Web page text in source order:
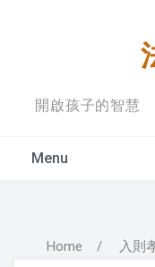
開啟孩子的智慧
Menu
學堂宗旨
Home / 入則